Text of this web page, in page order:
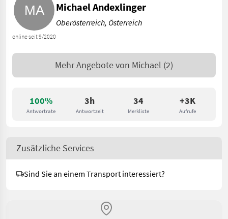
100%
Antwortrate
3h
Antwortzeit
34
Merkliste
+3K
Aufrufe
online seit 9/2020
Michael Andexlinger
Oberösterreich, Österreich
Mehr Angebote von Michael (2)
Zusätzliche Services
Sind Sie an einem Transport interessiert?